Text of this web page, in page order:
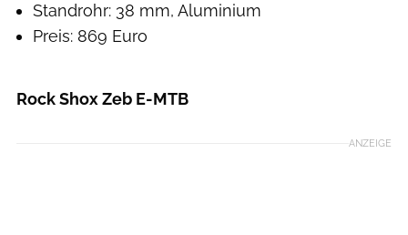
Standrohr: 38 mm, Aluminium
Preis: 869 Euro
Rock Shox Zeb E-MTB
ANZEIGE